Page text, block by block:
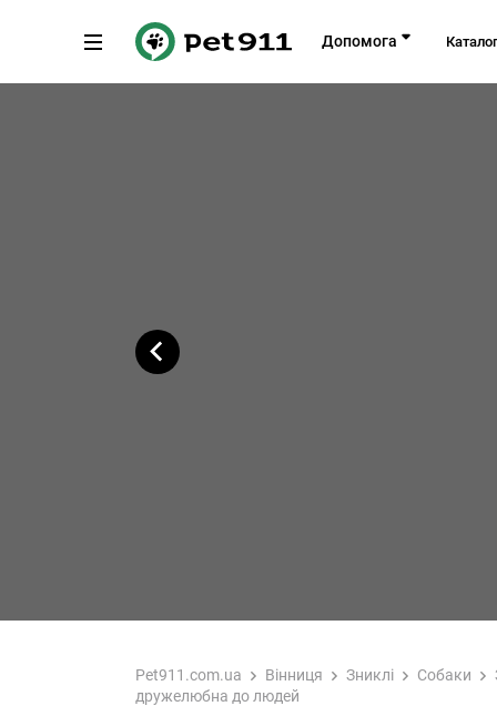
Допомога Каталог
Pet911.com.ua Вінниця Зниклі Собаки
дружелюбна до людей
Назад